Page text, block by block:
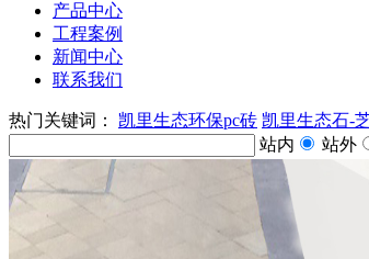
产品中心
工程案例
新闻中心
联系我们
热门关键词： 凯里生态环保pc砖 凯里生态石-
站内
站外